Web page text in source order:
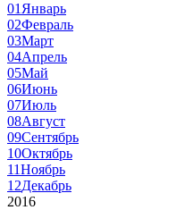
01 Январь
02Февраль
03Март
04Апрель
05Май
06Июнь
07Июль
08Август
09Сентябрь
10Октябрь
11Ноябрь
12Декабрь
2016